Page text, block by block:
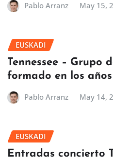
Pablo Arranz May 15,
EUSKADI
Tennessee – Grupo
formado en los
Pablo Arranz May 14,
EUSKADI
Entradas concierto